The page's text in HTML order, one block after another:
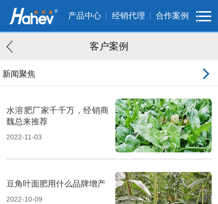
产品中心 经销代理 合作案例
客户案例
新闻聚焦
水溶肥厂家千千万，经销商
魏总来推荐
2022-11-03
豆角叶面肥用什么品牌增产
2022-10-09